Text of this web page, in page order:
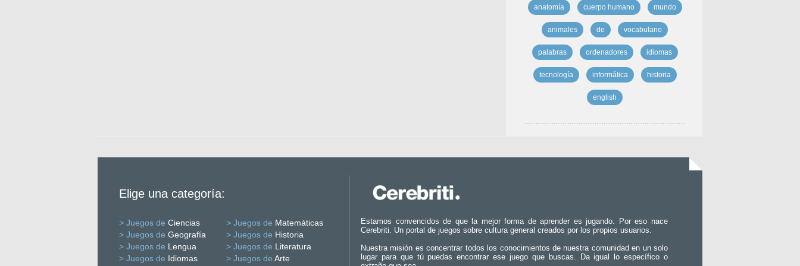
anatomía cuerpo humano mundo
animales de vocabulario
palabras ordenadores idiomas
tecnología informática historia
english
Elige una categoría:
> Juegos de Ciencias > Juegos de Matemáticas
> Juegos de Geografía > Juegos de Historia
> Juegos de Lengua > Juegos de Literatura
> Juegos de Idiomas > Juegos de Arte
Estamos convencidos de que la mejor forma de aprender es jugando. Por eso nace
Cerebriti. Un portal de juegos sobre cultura general creados por los propios usuarios.
Nuestra misión es concentrar todos los conocimientos de nuestra comunidad en un solo
lugar para que tú puedas encontrar ese juego que buscas. Da igual lo específico o